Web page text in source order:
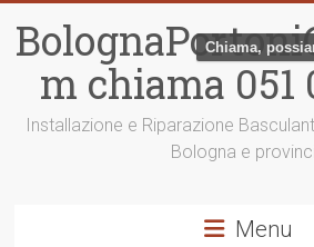
contenutom chiama 051
Installazione e Riparazione
Bologna e
Menu
Chiama,